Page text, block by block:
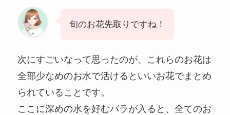
旬のお花先取りですね！
次にすごいなって思ったのが、これらのお花は
全部少なめのお水で活けるといいお花でまとめ
られていることです。
ここに深めの水を好むバラが入ると、全てのお